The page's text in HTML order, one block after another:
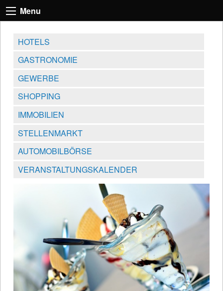
Menu
HOTELS
GASTRONOMIE
GEWERBE
SHOPPING
IMMOBILIEN
STELLENMARKT
AUTOMOBILBÖRSE
VERANSTALTUNGSKALENDER